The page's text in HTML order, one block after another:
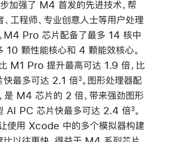
加强了 M4 首发的先进技术，帮
、工程师、专业创意人士等用户处理
M4 Pro 芯片配备了最多 14 核中
10 颗性能核心和 4 颗能效核心。
M1 Pro 提升最高可达 1.9 倍，比
最多可达 2.1 倍3。图形处理器配
是 M4 芯片的 2 倍，带来强劲图形
AI PC 芯片快最多可达 2.4 倍3。
使用 Xcode 中的多个模拟器构建